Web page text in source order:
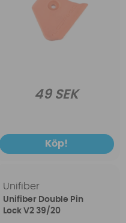
49 SEK
Köp!
Unifiber
Unifiber Double Pin
Lock V2 39/20